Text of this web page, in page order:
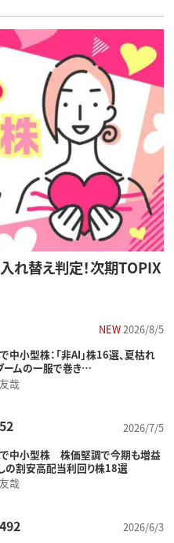
替え判定！次期TOPIX
NEW2026/8/5
中小型株：「非AI」株16選、夏枯れ
ームの一服で巻き…
哉
2026/7/5
52
中小型株 株価堅調で今期も増益
の割安高配当利回り株18選
哉
2026/6/3
492